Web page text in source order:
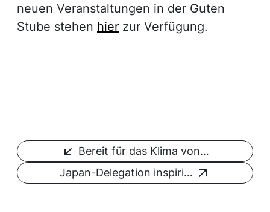
neuen Veranstaltungen in der Guten
Stube stehen hier zur Verfügung.
Bereit für das Klima von…
Japan-Delegation inspiri…